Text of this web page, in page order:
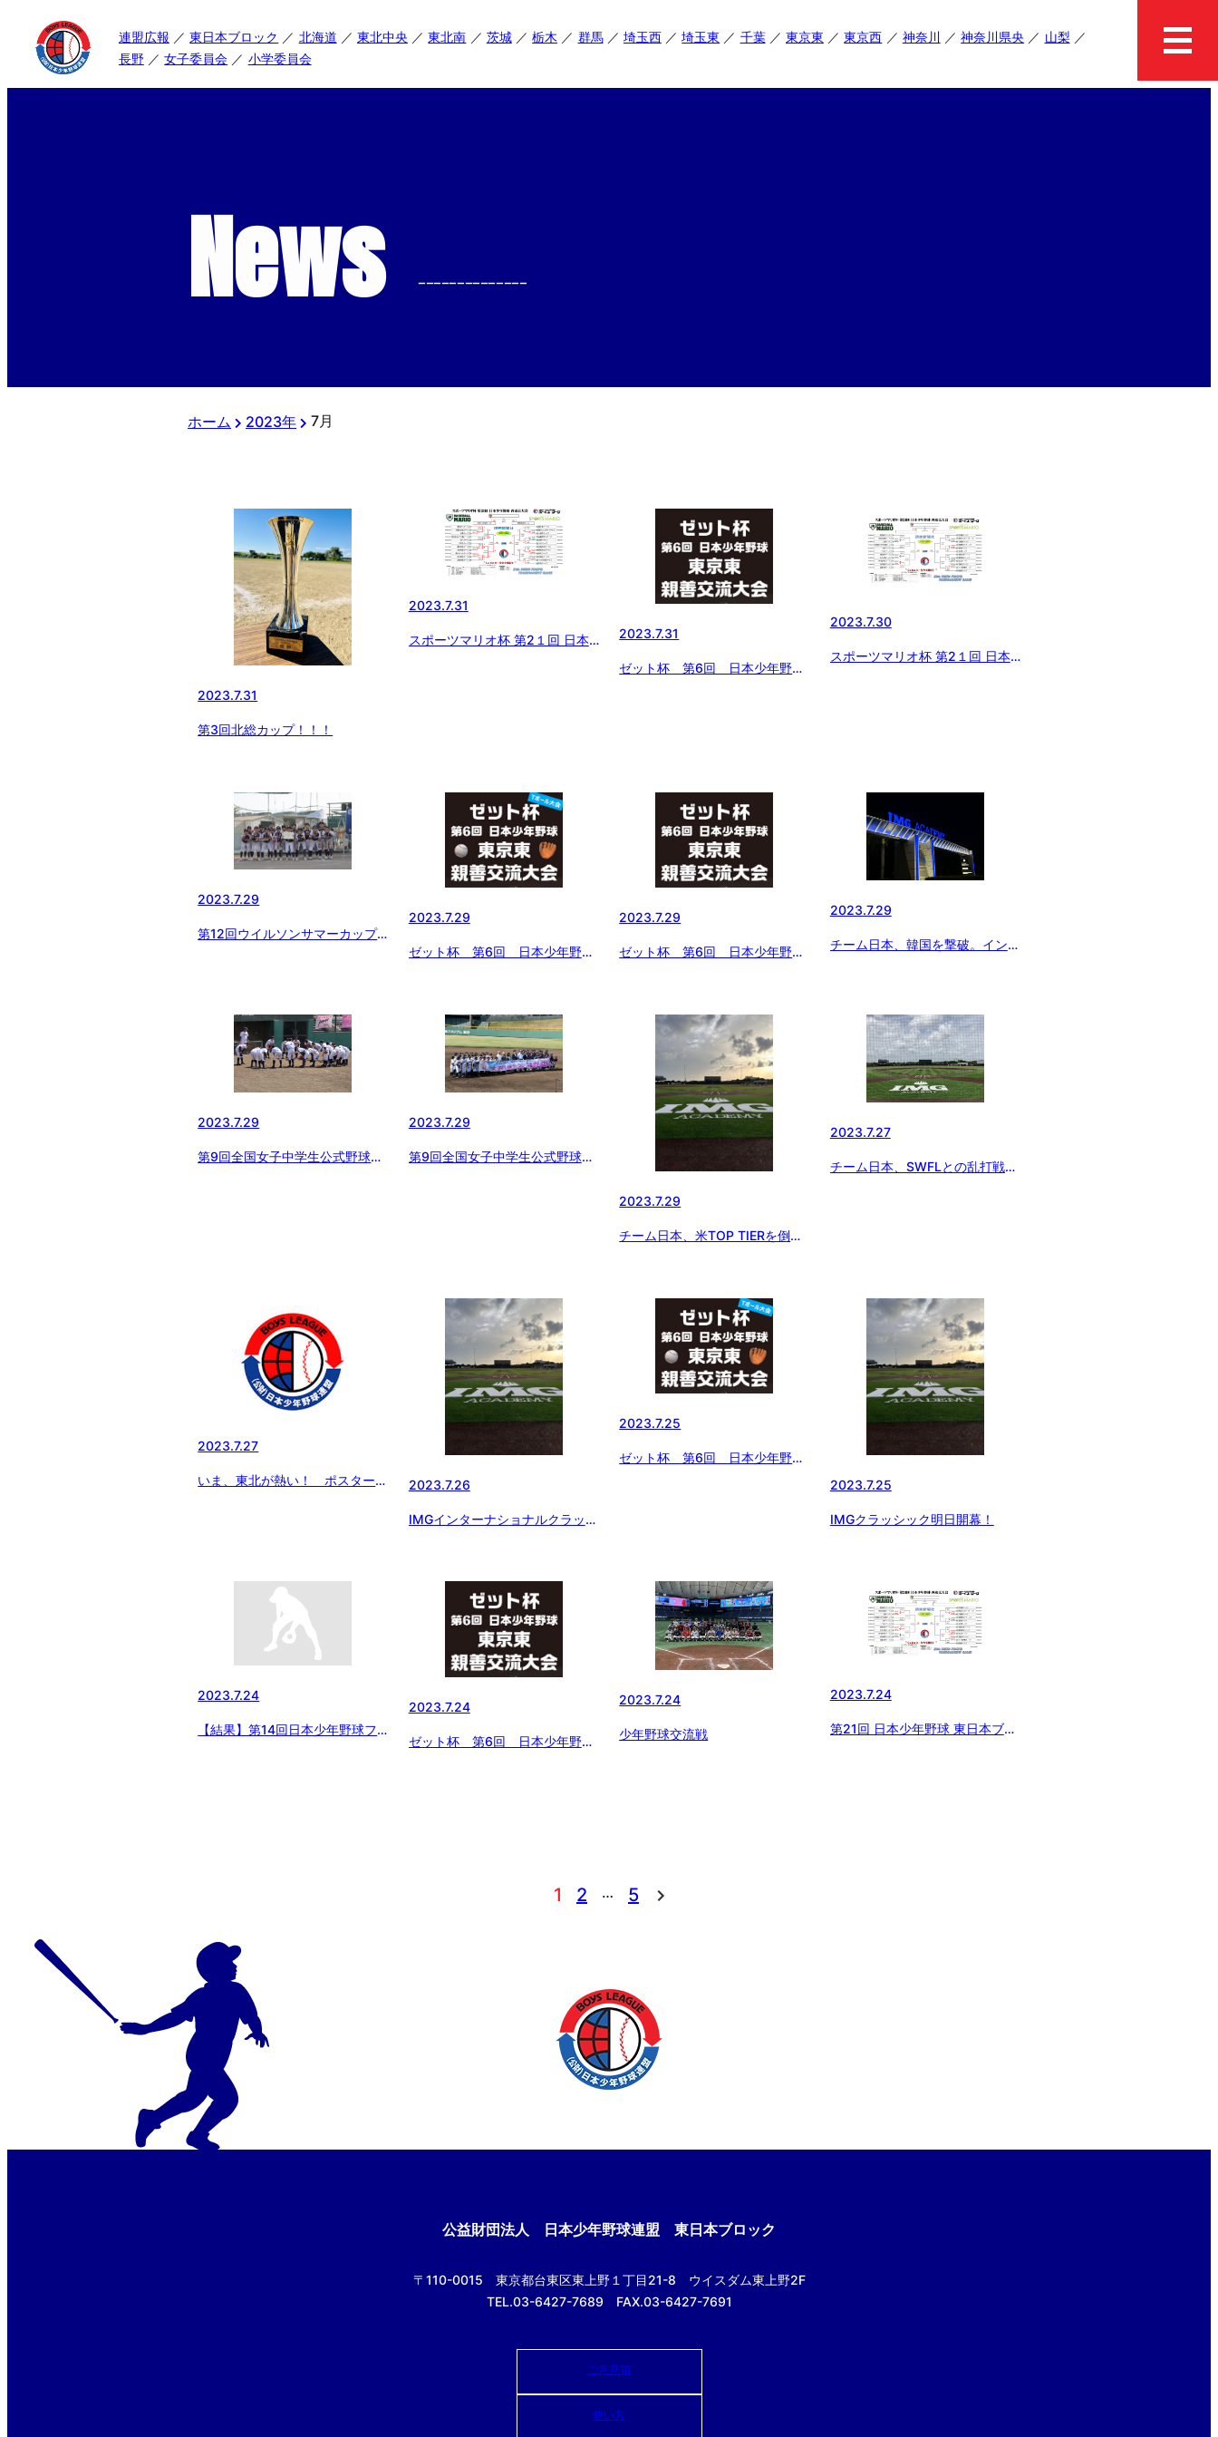
連盟広報 東日本ブロック 北海道 東北中央 東北南 茨城 栃木 群馬 埼玉西 埼玉東 千葉 東京東 東京西 神奈川 神奈川県央
山梨
長野
女子委員会 小学委員会
News --------------
ホーム 2023年 7月
2023.7.31
第3回北総カップ！！！
2023.7.31
スポーツマリオ杯 第2１回 日本
2023.7.31
ゼット杯 第6回 日本少年野球
2023.7.30
スポーツマリオ杯 第2１回 日本
2023.7.29
第12回ウイルソンサマーカップ
2023.7.29
ゼット杯 第6回 日本少年野球
2023.7.29
ゼット杯 第6回 日本少年野球
2023.7.29
チーム日本、韓国を撃破。インタ
2023.7.29
第9回全国女子中学生公式野球選
2023.7.29
第9回全国女子中学生公式野球選
2023.7.29
チーム日本、米TOP TIERを倒し
2023.7.27
チーム日本、SWFLとの乱打戦を
2023.7.27
いま、東北が熱い！ ポスターで
2023.7.26
IMGインターナショナルクラッシ
2023.7.25
ゼット杯 第6回 日本少年野球
2023.7.25
IMGクラッシック明日開幕！
2023.7.24
【結果】第14回日本少年野球フ
2023.7.24
ゼット杯 第6回 日本少年野球
2023.7.24
少年野球交流戦
2023.7.24
第21回 日本少年野球 東日本ブロ
1 2 … 5
公益財団法人 日本少年野球連盟 東日本ブロック
〒110-0015 東京都台東区東上野１丁目21-8 ウイスダム東上野2F
TEL.03-6427-7689 FAX.03-6427-7691
ご意見箱
使い方